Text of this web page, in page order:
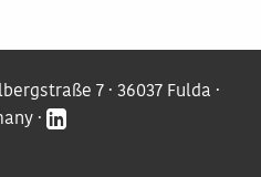
7 · 36037 Fulda ·
·